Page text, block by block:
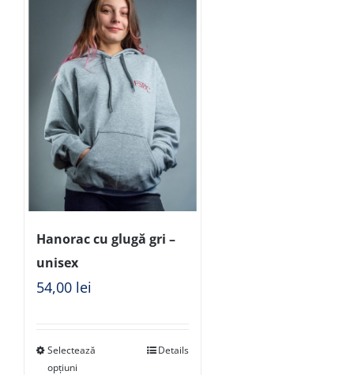
Hanorac cu glugă gri –
unisex
54,00 lei
Selectează
opțiuni
Details